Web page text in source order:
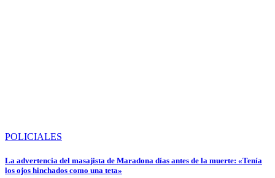
POLICIALES
La advertencia del masajista de Maradona días antes de la muerte: «Tenía
los ojos hinchados como una teta»